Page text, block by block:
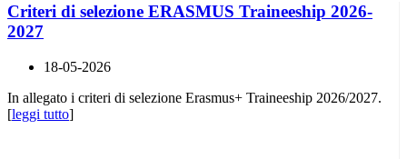
Criteri di selezione ERASMUS Traineeship 2026-
2027
18-05-2026
In allegato i criteri di selezione Erasmus+ Traineeship 2026/2027.
[leggi tutto]